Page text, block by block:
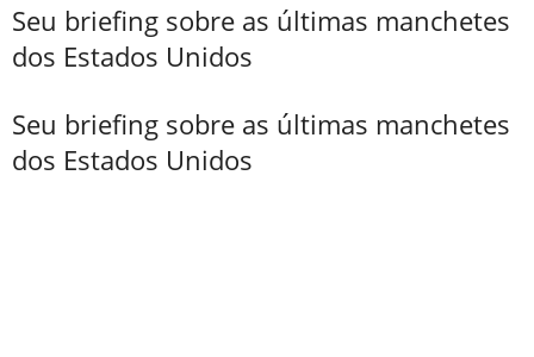
Seu briefing sobre as últimas manchetes
dos Estados Unidos
Seu briefing sobre as últimas manchetes
dos Estados Unidos